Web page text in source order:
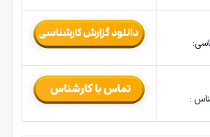
: